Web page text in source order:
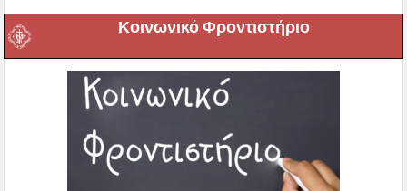
Κοινωνικό Φροντιστήριο